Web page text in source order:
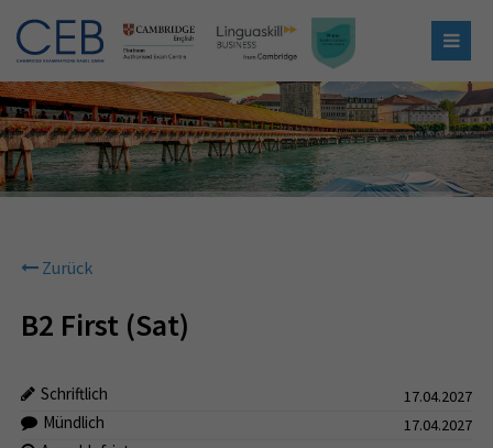
Zurück
B2 First (Sat)
Schriftlich 17.04.2027
Mündlich 17.04.2027